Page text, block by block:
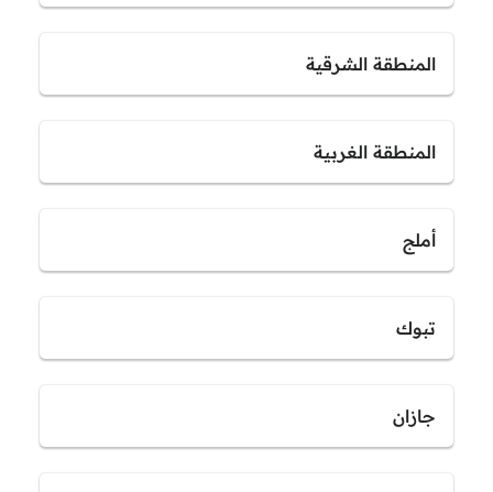
المنطقة الشرقية
المنطقة الغربية
أملج
تبوك
جازان